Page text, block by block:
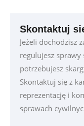
Skontaktuj
Jeżeli dochodzisz
regulujesz
potrzebujesz
Skontaktuj się z
reprezentację i
sprawach